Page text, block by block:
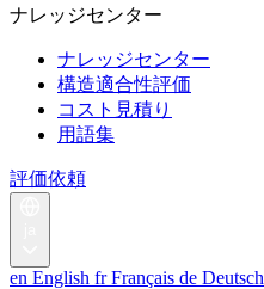
ナレッジセンター
ナレッジセンター
構造適合性評価
コスト見積り
用語集
評価依頼
en English fr Français de Deutsch